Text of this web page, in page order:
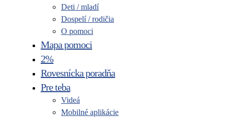
Deti / mladí
Dospelí / rodičia
O pomoci
Mapa pomoci
2%
Rovesnícka poradňa
Pre teba
Videá
Mobilné aplikácie